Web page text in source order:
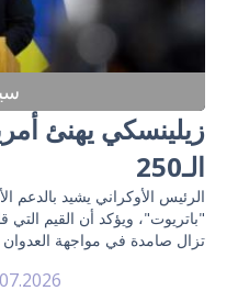
زيلينسكي يهنئ
الـ250
الرئيس الأوكراني يشيد بالدعم
تزال صامدة في مواجهة
- 21:07